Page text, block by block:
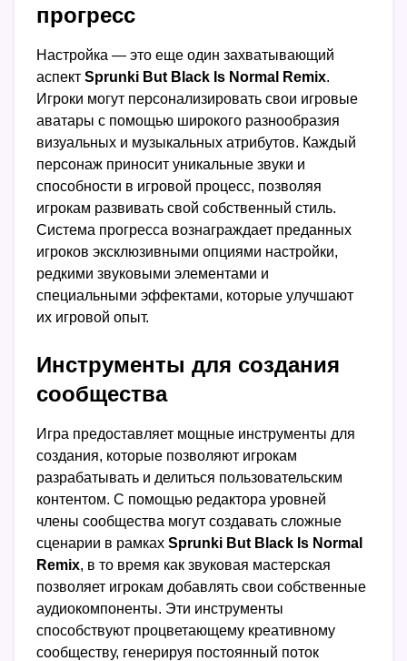
прогресс
Настройка — это еще один захватывающий
аспект Sprunki But Black Is Normal Remix.
Игроки могут персонализировать свои игровые
аватары с помощью широкого разнообразия
визуальных и музыкальных атрибутов. Каждый
персонаж приносит уникальные звуки и
способности в игровой процесс, позволяя
игрокам развивать свой собственный стиль.
Система прогресса вознаграждает преданных
игроков эксклюзивными опциями настройки,
редкими звуковыми элементами и
специальными эффектами, которые улучшают
их игровой опыт.
Инструменты для создания
сообщества
Игра предоставляет мощные инструменты для
создания, которые позволяют игрокам
разрабатывать и делиться пользовательским
контентом. С помощью редактора уровней
члены сообщества могут создавать сложные
сценарии в рамках Sprunki But Black Is Normal
Remix, в то время как звуковая мастерская
позволяет игрокам добавлять свои собственные
аудиокомпоненты. Эти инструменты
способствуют процветающему креативному
сообществу, генерируя постоянный поток